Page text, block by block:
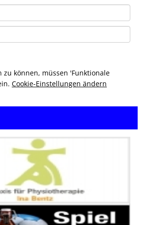
zu können, müssen 'Funktionale
Cookie-Einstellungen ändern